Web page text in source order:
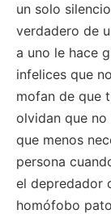
un solo
verdadero de
a uno le hace
infelices que
mofan de que
olvidan que no
que menos
persona
el depredador
homófobo